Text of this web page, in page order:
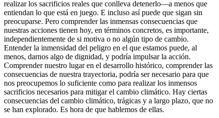
realizar los sacrificios reales que conlleva detenerlo—a menos que
entiendan lo que está en juego. E incluso así puede que sigan sin
preocuparse. Pero comprender las inmensas consecuencias que
nuestras acciones tienen hoy, en términos concretos, es importante,
independientemente de si motiva o no algún tipo de cambio.
Entender la inmensidad del peligro en el que estamos puede, al
menos, darnos algo de dignidad, y podría impulsar la acción.
Comprender nuestro lugar en el desarrollo histórico, comprender las
consecuencias de nuestra trayectoria, podría ser necesario para que
nos preocupemos lo suficiente como para realizar los inmensos
sacrificios necesarios para mitigar el cambio climático. Hay ciertas
consecuencias del cambio climático, trágicas y a largo plazo, que no
se han explorado. Es hora de que hablemos de ellas.